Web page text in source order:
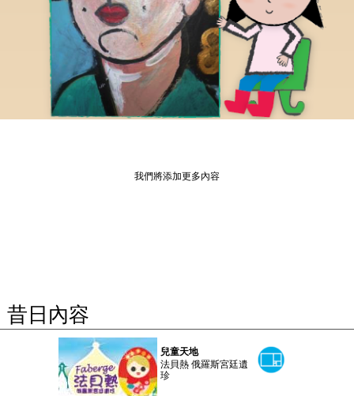
我們將添加更多內容
昔日內容
兒童天地
法貝熱 俄羅斯宮廷遺
珍